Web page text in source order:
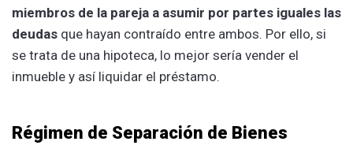
miembros de la pareja a asumir por partes iguales las
deudas que hayan contraído entre ambos. Por ello, si
se trata de una hipoteca, lo mejor sería vender el
inmueble y así liquidar el préstamo.
Régimen de Separación de Bienes